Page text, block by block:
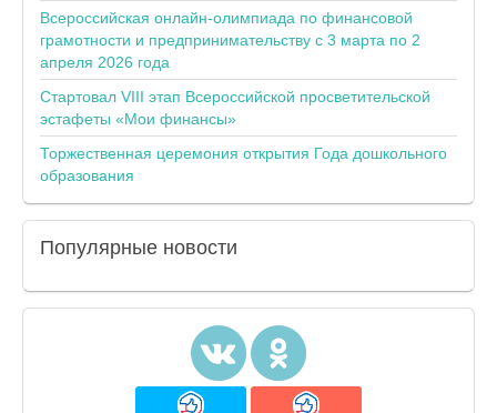
Всероссийская онлайн-олимпиада по финансовой
грамотности и предпринимательству с 3 марта по 2
апреля 2026 года
Стартовал VIII этап Всероссийской просветительской
эстафеты «Мои финансы»
Торжественная церемония открытия Года дошкольного
образования
Популярные новости